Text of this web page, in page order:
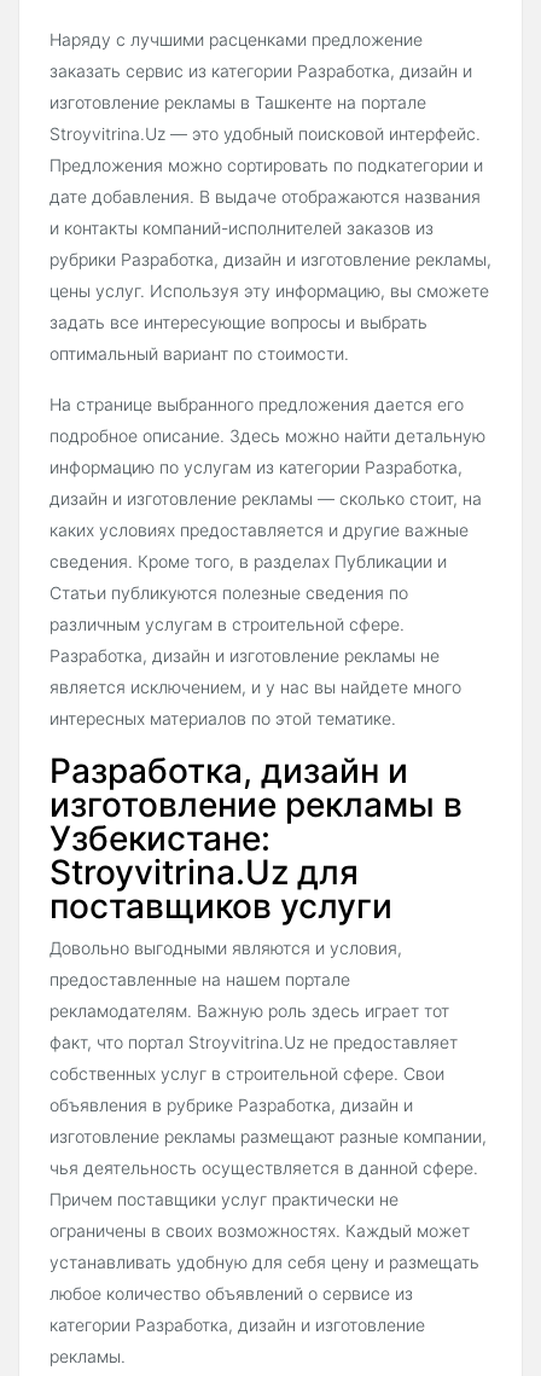
Наряду с лучшими расценками предложение
заказать сервис из категории Разработка, дизайн и
изготовление рекламы в Ташкенте на портале
Stroyvitrina.Uz — это удобный поисковой интерфейс.
Предложения можно сортировать по подкатегории и
дате добавления. В выдаче отображаются названия
и контакты компаний-исполнителей заказов из
рубрики Разработка, дизайн и изготовление рекламы,
цены услуг. Используя эту информацию, вы сможете
задать все интересующие вопросы и выбрать
оптимальный вариант по стоимости.
На странице выбранного предложения дается его
подробное описание. Здесь можно найти детальную
информацию по услугам из категории Разработка,
дизайн и изготовление рекламы — сколько стоит, на
каких условиях предоставляется и другие важные
сведения. Кроме того, в разделах Публикации и
Статьи публикуются полезные сведения по
различным услугам в строительной сфере.
Разработка, дизайн и изготовление рекламы не
является исключением, и у нас вы найдете много
интересных материалов по этой тематике.
Разработка, дизайн и
изготовление рекламы в
Узбекистане:
Stroyvitrina.Uz для
поставщиков услуги
Довольно выгодными являются и условия,
предоставленные на нашем портале
рекламодателям. Важную роль здесь играет тот
факт, что портал Stroyvitrina.Uz не предоставляет
собственных услуг в строительной сфере. Свои
объявления в рубрике Разработка, дизайн и
изготовление рекламы размещают разные компании,
чья деятельность осуществляется в данной сфере.
Причем поставщики услуг практически не
ограничены в своих возможностях. Каждый может
устанавливать удобную для себя цену и размещать
любое количество объявлений о сервисе из
категории Разработка, дизайн и изготовление
рекламы.